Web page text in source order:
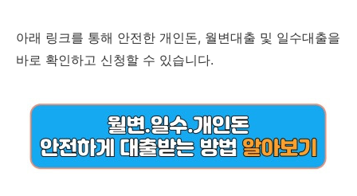
아래 링크를 통해 안전한 개인돈, 월변대출 및 일수대출을
바로 확인하고 신청할 수 있습니다.